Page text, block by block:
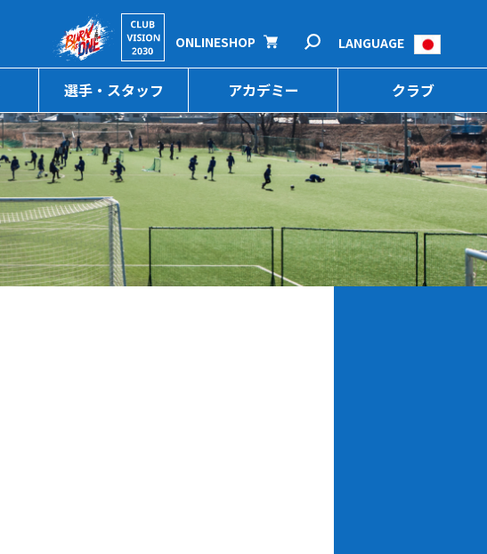
選手・スタッフ アカデミー クラブ
ONLINESHOP LANGUAGE